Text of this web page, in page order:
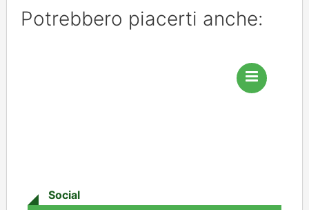
Potrebbero piacerti anche:
Social